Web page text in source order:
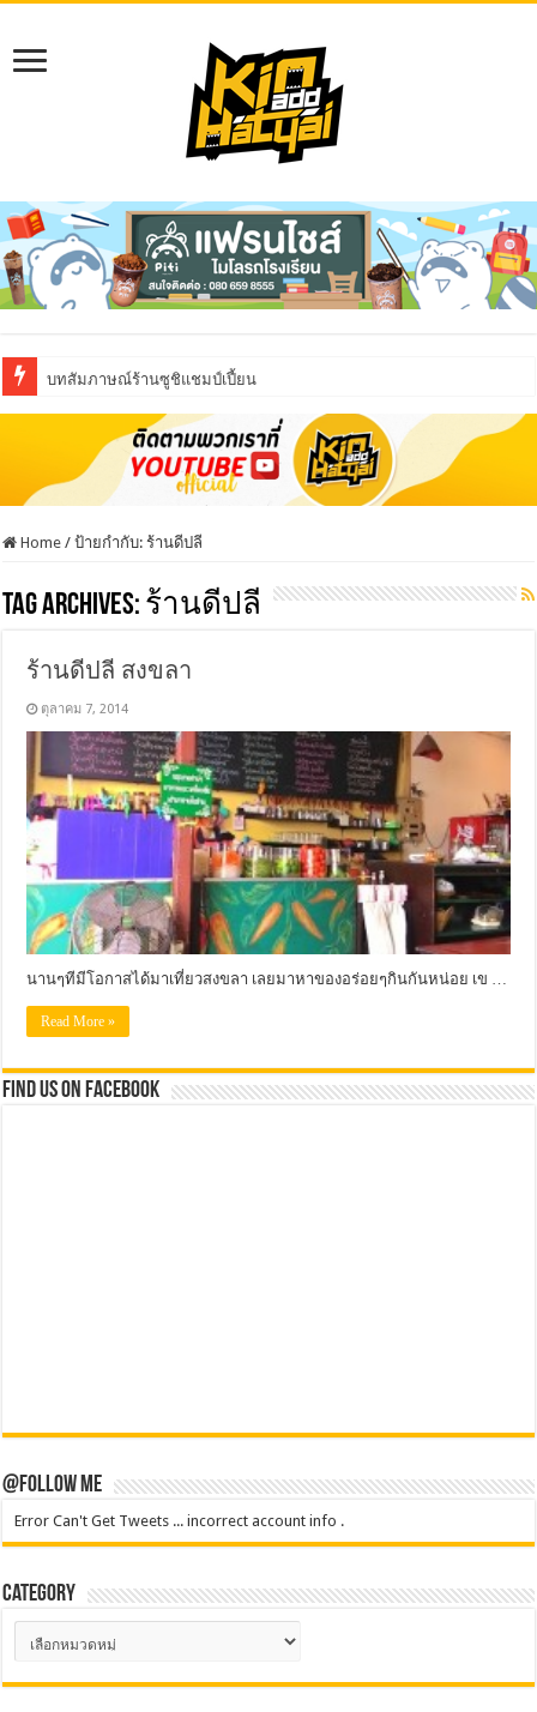
บทสัมภาษณ์ร้านซูชิแชมป์เปี้ยน
Home / ป้ายกำกับ:ร้านดีปลี
Tag Archives: ร้านดีปลี
ร้านดีปลี สงขลา
ตุลาคม 7, 2014
นานๆทีมีโอกาสได้มาเที่ยวสงขลา เลยมาหาของอร่อยๆกินกันหน่อย เข …
Read More »
Find us on Facebook
@Follow Me
Error Can't Get Tweets ... incorrect account info .
Category
Category